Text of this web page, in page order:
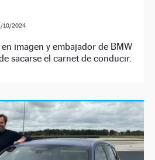
10/2024
imagen y embajador de BMW
sacarse el carnet de conducir.